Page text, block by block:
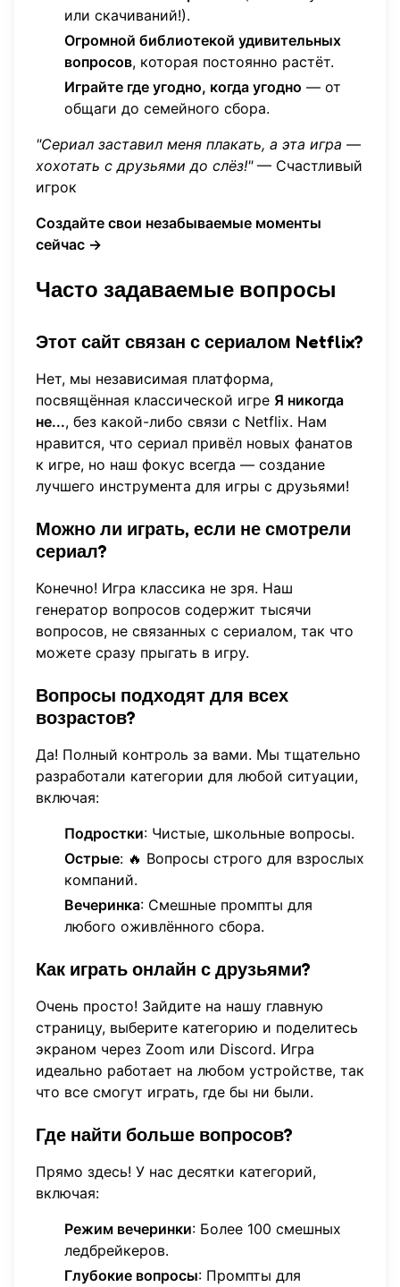
или скачиваний!).
Огромной библиотекой удивительных
вопросов, которая постоянно растёт.
Играйте где угодно, когда угодно — от
общаги до семейного сбора.
"Сериал заставил меня плакать, а эта игра —
хохотать с друзьями до слёз!"— Счастливый
игрок
Создайте свои незабываемые моменты
сейчас →
Часто задаваемые вопросы
Этот сайт связан с сериалом Netflix?
Нет, мы независимая платформа,
посвящённая классической игре Я никогда
не..., без какой-либо связи с Netflix. Нам
нравится, что сериал привёл новых фанатов
к игре, но наш фокус всегда — создание
лучшего инструмента для игры с друзьями!
Можно ли играть, если не смотрели
сериал?
Конечно! Игра классика не зря. Наш
генератор вопросов содержит тысячи
вопросов, не связанных с сериалом, так что
можете сразу прыгать в игру.
Вопросы подходят для всех
возрастов?
Да! Полный контроль за вами. Мы тщательно
разработали категории для любой ситуации,
включая:
Подростки: Чистые, школьные вопросы.
Острые: 🔥 Вопросы строго для взрослых
компаний.
Вечеринка: Смешные промпты для
любого оживлённого сбора.
Как играть онлайн с друзьями?
Очень просто! Зайдите на нашу главную
страницу, выберите категорию и поделитесь
экраном через Zoom или Discord. Игра
идеально работает на любом устройстве, так
что все смогут играть, где бы ни были.
Где найти больше вопросов?
Прямо здесь! У нас десятки категорий,
включая:
Режим вечеринки: Более 100 смешных
ледбрейкеров.
Глубокие вопросы: Промпты для